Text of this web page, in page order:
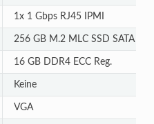
1x 1 Gbps RJ45 IPMI
256 GB M.2 MLC SSD SATA
16 GB DDR4 ECC Reg.
Keine
VGA